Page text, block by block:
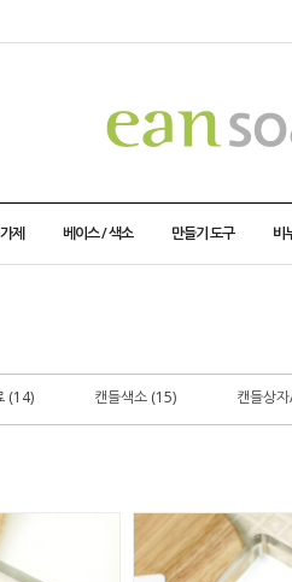
제 베이스 / 색소 만들기 도구 비
(14) 캔들색소 (15) 캔들상